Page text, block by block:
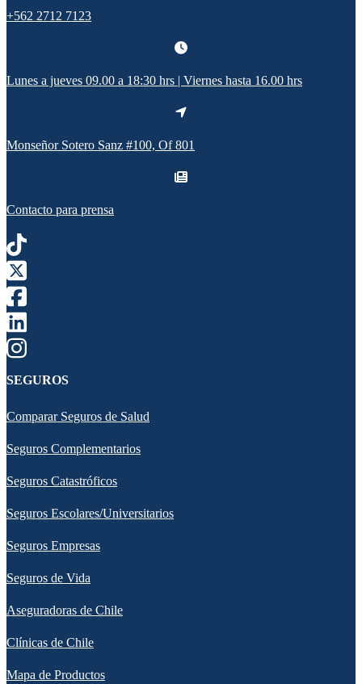
+562 2712 7123
Lunes a jueves 09.00 a 18:30 hrs | Viernes hasta 16.00 hrs
Monseñor Sotero Sanz #100, Of 801
Contacto para prensa
SEGUROS
Comparar Seguros de Salud
Seguros Complementarios
Seguros Catastróficos
Seguros Escolares/Universitarios
Seguros Empresas
Seguros de Vida
Aseguradoras de Chile
Clínicas de Chile
Mapa de Productos